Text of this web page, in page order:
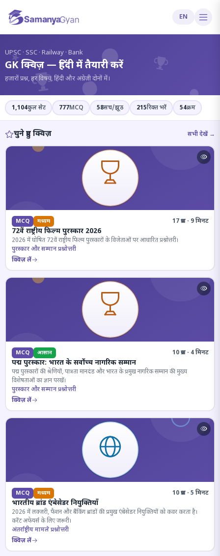
EN
?
UPSC · SSC · Railway · Bank
GK क्विज़ — हिंदी में तैयारी करें
हज़ारों प्रश्न, हर विषय, हिंदी और अंग्रेज़ी दोनों में।
1,104कुल सेट 777MCQ 58सच/झूठ 215रिक्त भरें 54क्रम
चुने हुए क्विज़ सभी देखें →
MCQ मध्यम 17 प्रश्न · 9 मिनट
72वें राष्ट्रीय फिल्म पुरस्कार 2026
2026 में घोषित 72वें राष्ट्रीय फिल्म पुरस्कारों के विजेताओं पर आधारित प्रश्नोत्तरी।
पुरस्कार और सम्मान प्रश्नोत्तरी
क्विज़ लें
MCQ आसान 10 प्रश्न · 4 मिनट
पद्म पुरस्कार: भारत के सर्वोच्च नागरिक सम्मान
पद्म पुरस्कारों की श्रेणियों, पात्रता मानदंड और भारत के प्रमुख नागरिक सम्मान की मुख्य
विशेषताओं का ज्ञान परखें।
पुरस्कार और सम्मान प्रश्नोत्तरी
क्विज़ लें
MCQ मध्यम 10 प्रश्न · 5 मिनट
भारतीय ब्रांड एंबेसेडर नियुक्तियाँ
2026 में लक्जरी, फैशन और बैंकिंग ब्रांडों की प्रमुख एंबेसेडर नियुक्तियों को कवर करता है।
करेंट अफेयर्स के लिए जरूरी।
अंतर्राष्ट्रीय मामले प्रश्नोत्तरी
क्विज़ लें